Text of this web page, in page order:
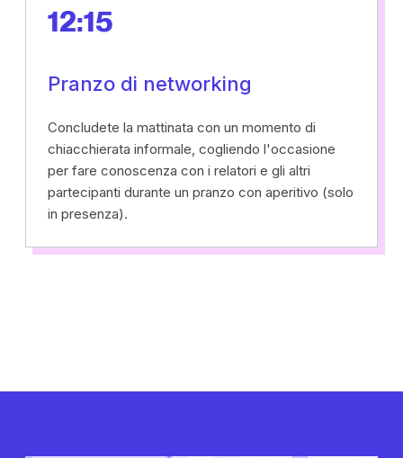
12:15
Pranzo di networking
Concludete la mattinata con un momento di
chiacchierata informale, cogliendo l'occasione
per fare conoscenza con i relatori e gli altri
partecipanti durante un pranzo con aperitivo (solo
in presenza).